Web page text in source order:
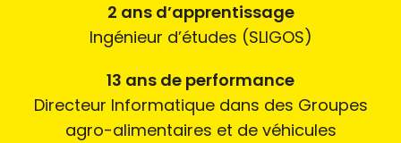
2 ans d’apprentissage
Ingénieur d’études (SLIGOS)
13 ans de performance
Directeur Informatique dans des Groupes
agro-alimentaires et de véhicules